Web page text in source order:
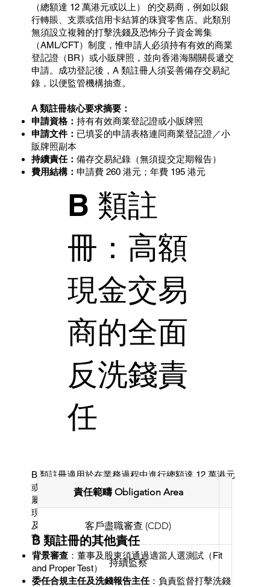
（總額達 12 萬港元或以上） 的交易商，例如以銀
行轉賬、支票或信用卡結算的珠寶零售店。此類別
無須設立複雜的打擊洗錢及恐怖分子資金籌集
（AML/CFT）制度，惟申請人必須持有有效的商業
登記證（BR）或小販牌照，並向香港海關關長遞交
申請。成功登記後，A 類註冊人須妥善備存交易紀
錄，以便監管機構抽查。
A 類註冊核心要求摘要：
申請資格：持有有效商業登記證或小販牌照
申請文件： 已填妥的申請表格連同商業登記證／小
販牌照副本
持續責任：備存交易紀錄（無須提交定期報告）
費用結構： 申請費 260 港元；年費 195 港元
B 類註
冊：高額
現金交易
商的全面
反洗錢責
任
B 類註冊適用於在業務過程中進行總額達 12 萬港元
或以上的現金交易的交易商，涵蓋珠寶金行、貴金
屬批發商以及涉及大額現金收付的寶石商。因涉及
現金交易，B 類註冊人被納入香港海關的打擊洗錢
及恐怖分子資金籌集（AML/CFT）監管框架，須遵
守比 A 類更嚴格的多項法定責任。
責任範疇 Obligation Area
客戶盡職審查 (CDD)
持續監察
B 類註冊的其他責任
背景審查： 董事及股東須通過適當人選測試（Fit
and Proper Test）
委任合規主任及洗錢報告主任：負責監督打擊洗錢